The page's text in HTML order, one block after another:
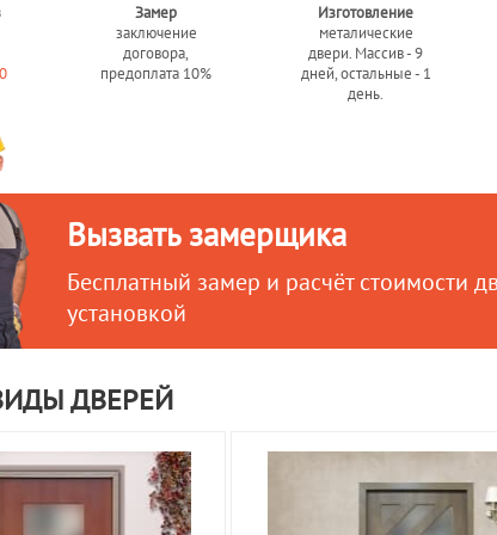
Замер
заключение
договора,
предоплата 10%
Изготовление
металические
двери. Массив - 9
дней, остальные - 1
день.
Вызвать замерщика
Бесплатный замер и расчёт стоимости
установкой
ДВЕРЕЙ